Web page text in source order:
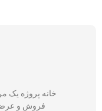
خانه پروژه یک
فروش و